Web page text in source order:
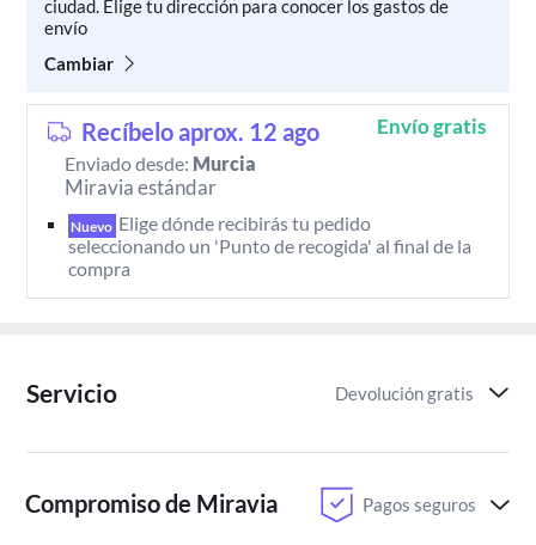
ciudad. Elige tu dirección para conocer los gastos de
envío
Cambiar
Recíbelo aprox. 12 ago Envío gratis
Enviado desde: Murcia
Miravia estándar
Nuevo Elige dónde recibirás tu pedido
seleccionando un 'Punto de recogida' al final de la
compra
Servicio Devolución gratis
Compromiso de Miravia Pagos seguros